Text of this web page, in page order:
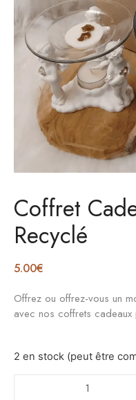
Coffret
Recyclé
5.00€
Offrez ou offrez-vous un
avec nos coffrets cadeaux
2 en stock (peut être